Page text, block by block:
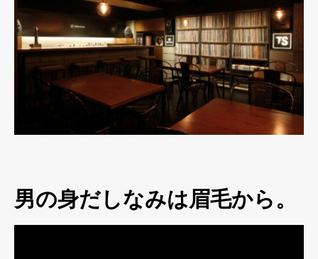
男の身だしなみは眉毛から。